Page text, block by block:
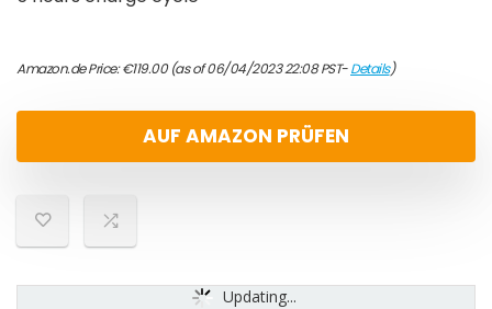
Amazon.de Price:€119.00(as of 06/04/2023 22:08 PST-Details)
AUF AMAZON PRÜFEN
Updating...